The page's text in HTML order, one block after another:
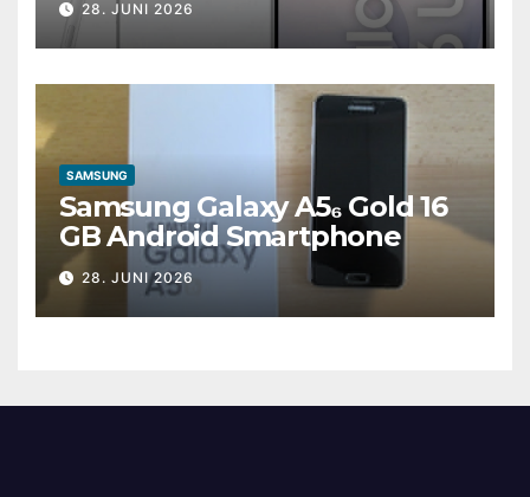
28. JUNI 2026
SAMSUNG
Samsung Galaxy A5₆ Gold 16
GB Android Smartphone
28. JUNI 2026